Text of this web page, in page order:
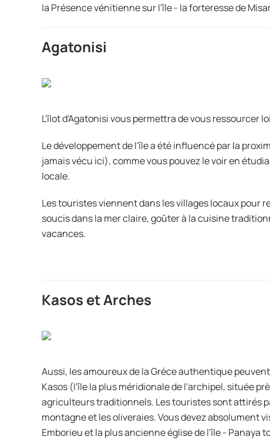
la Présence vénitienne sur l'île - la forteresse de
Agatonisi
L'îlot d'Agatonisi vous permettra de vous ressourcer
Le développement de l'île a été influencé par la
jamais vécu ici), comme vous pouvez le voir en
locale.
Les touristes viennent dans les villages locaux pour
soucis dans la mer claire, goûter à la cuisine
vacances.
Kasos et Arches
Aussi, les amoureux de la Grèce authentique
Kasos (l'île la plus méridionale de l'archipel, située
agriculteurs traditionnels. Les touristes sont attirés
montagne et les oliveraies. Vous devez absolument
Emborieu et la plus ancienne église de l'île - Panaya